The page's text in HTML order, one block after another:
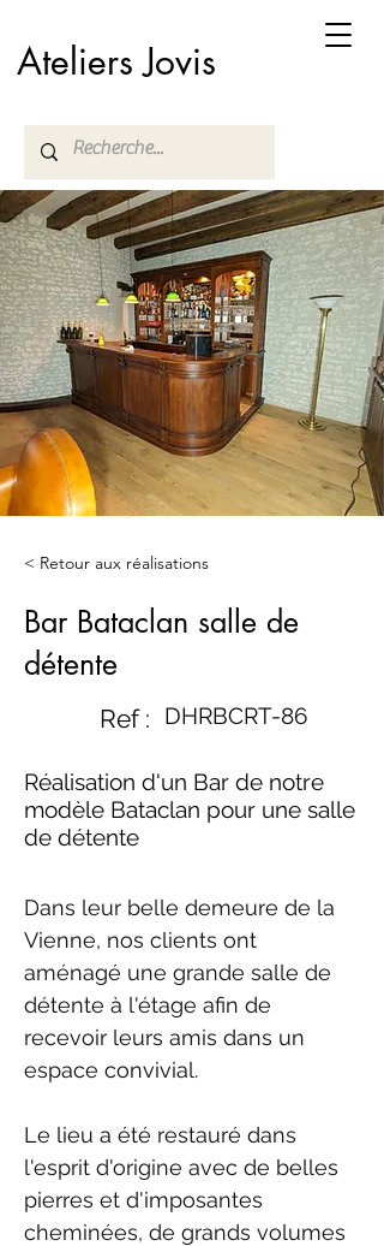
Ateliers Jovis
< Retour aux réalisations
Bar Bataclan salle de
détente
Ref : DHRBCRT-86
Réalisation d'un Bar de notre
modèle Bataclan pour une salle
de détente
Dans leur belle demeure de la
Vienne, nos clients ont
aménagé une grande salle de
détente à l'étage afin de
recevoir leurs amis dans un
espace convivial.
Le lieu a été restauré dans
l'esprit d'origine avec de belles
pierres et d'imposantes
cheminées, de grands volumes